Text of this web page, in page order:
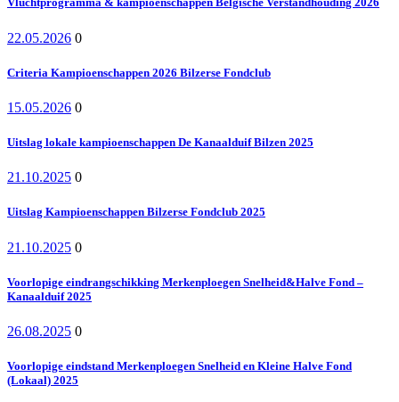
22.05.2026 0
Criteria Kampioenschappen 2026 Bilzerse Fondclub
15.05.2026 0
Uitslag lokale kampioenschappen De Kanaalduif Bilzen 2025
21.10.2025 0
Uitslag Kampioenschappen Bilzerse Fondclub 2025
21.10.2025 0
Voorlopige eindrangschikking Merkenploegen Snelheid&Halve Fond –
Kanaalduif 2025
26.08.2025 0
Voorlopige eindstand Merkenploegen Snelheid en Kleine Halve Fond
(Lokaal) 2025